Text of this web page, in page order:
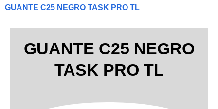
GUANTE C25 NEGRO TASK PRO TL
GUANTE C25 NEGRO
TASK PRO TL